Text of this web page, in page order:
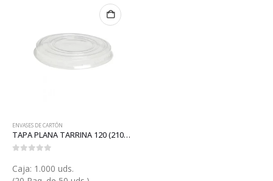
ENVASES DE CARTÓN
TAPA PLANA TARRINA 120 (210GKL80)
Caja: 1.000 uds.